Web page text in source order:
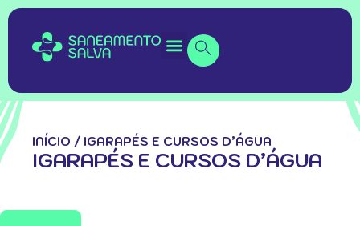
INÍCIO / IGARAPÉS E CURSOS D’ÁGUA
IGARAPÉS E CURSOS D’ÁGUA